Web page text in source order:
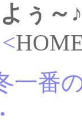
ぅ～♪
<
一番